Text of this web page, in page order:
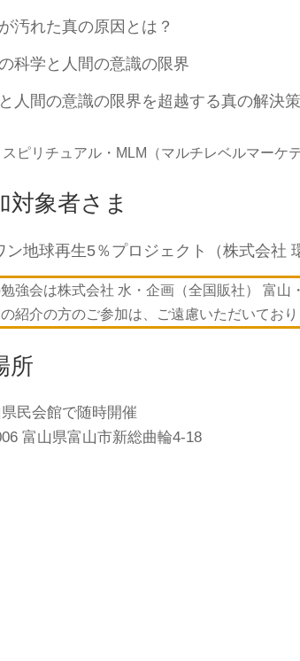
汚れた真の原因とは？
科学と人間の意識の限界
人間の意識の限界を超越する真の解決
スピリチュアル・MLM（マルチレベルマーケ
対象者さま
ン地球再生5％プロジェクト（株式会社
強会は株式会社 水・企画（全国販社） 富
紹介の方のご参加は、ご遠慮いただいてお
所
民会館で随時開催
富山県富山市新総曲輪4-18